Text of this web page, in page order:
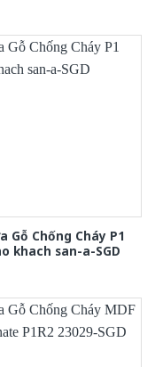
Gỗ Chống Cháy P1
khach san-a-SGD